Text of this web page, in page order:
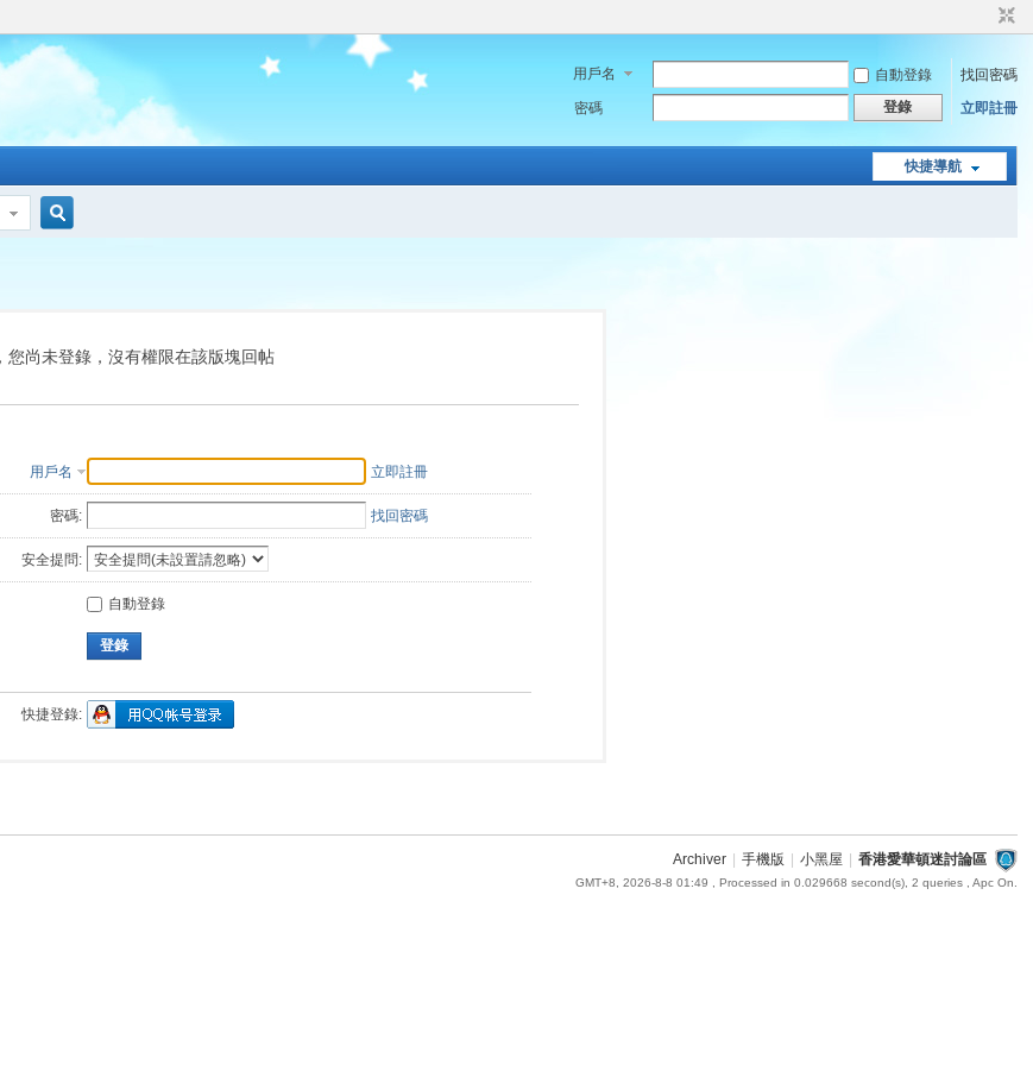
用戶名 自動登錄
找回密碼
密碼
登錄 立即註冊
快捷導航
索
您尚未登錄，沒有權限在該版塊回帖
用戶名 立即註冊
密碼: 找回密碼
安全提問:
自動登錄
登錄
快捷登錄:
Archiver 手機版 小黑屋 香港愛華頓迷討論區
GMT+8, 2026-8-8 01:49 , Processed in 0.029668 second(s), 2 queries , Apc On.